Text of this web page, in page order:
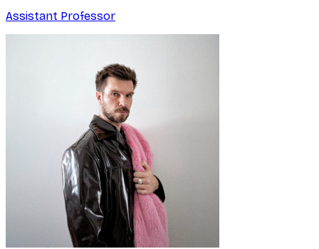
Assistant Professor